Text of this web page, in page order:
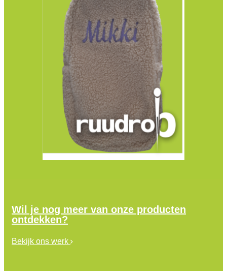
Wil je nog meer van onze producten
ontdekken?
Bekijk ons werk